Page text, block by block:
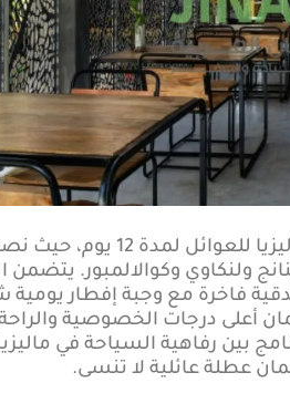
نقدم لك تجربة استثنائية من خلال أقوى عروض
ولنكاوي وكوالالمبور. يتضمن
فاخرة مع وجبة إفطار يومية
درجات الخصوصية والراحة
بين رفاهية السياحة في
عطلة عائلية لا تنسى.